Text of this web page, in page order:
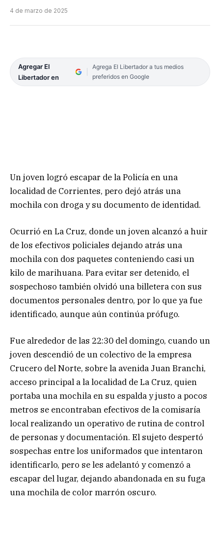
4 de marzo de 2025
Agregar El
Libertador en
Agrega El Libertador a tus medios
preferidos en Google
Un joven logró escapar de la Policía en una
localidad de Corrientes, pero dejó atrás una
mochila con droga y su documento de identidad.
Ocurrió en La Cruz, donde un joven alcanzó a huir
de los efectivos policiales dejando atrás una
mochila con dos paquetes conteniendo casi un
kilo de marihuana. Para evitar ser detenido, el
sospechoso también olvidó una billetera con sus
documentos personales dentro, por lo que ya fue
identificado, aunque aún continúa prófugo.
Fue alrededor de las 22:30 del domingo, cuando un
joven descendió de un colectivo de la empresa
Crucero del Norte, sobre la avenida Juan Branchi,
acceso principal a la localidad de La Cruz, quien
portaba una mochila en su espalda y justo a pocos
metros se encontraban efectivos de la comisaría
local realizando un operativo de rutina de control
de personas y documentación. El sujeto despertó
sospechas entre los uniformados que intentaron
identificarlo, pero se les adelantó y comenzó a
escapar del lugar, dejando abandonada en su fuga
una mochila de color marrón oscuro.